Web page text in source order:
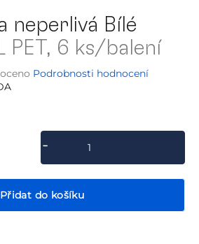
neperlivá Bílé
PET, 6 ks/balení
Podrobnosti hodnocení
Přidat do košíku